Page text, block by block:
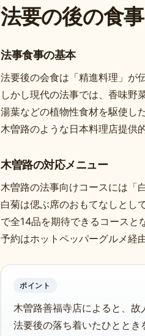
法要の後の食
法事食事の基本
法要後の会食は「精進料理」が
しかし現代の法事では、香味野
湯葉などの植物性食材を駆使し
木曽路のような日本料理店提供
木曽路の対応メニュー
木曽路の法事向けコースには「
白菊は偲ぶ席のおもてなしとし
で全14品を期待できるコースと
予約はホットペッパーグルメ経
ポイント
木曽路善福寺店によると、故
法要後の落ち着いたひととき